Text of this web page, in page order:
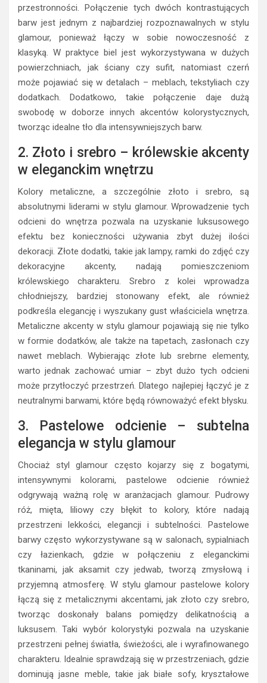
przestronności. Połączenie tych dwóch kontrastujących
barw jest jednym z najbardziej rozpoznawalnych w stylu
glamour, ponieważ łączy w sobie nowoczesność z
klasyką. W praktyce biel jest wykorzystywana w dużych
powierzchniach, jak ściany czy sufit, natomiast czerń
może pojawiać się w detalach – meblach, tekstyliach czy
dodatkach. Dodatkowo, takie połączenie daje dużą
swobodę w doborze innych akcentów kolorystycznych,
tworząc idealne tło dla intensywniejszych barw.
2. Złoto i srebro – królewskie akcenty
w eleganckim wnętrzu
Kolory metaliczne, a szczególnie złoto i srebro, są
absolutnymi liderami w stylu glamour. Wprowadzenie tych
odcieni do wnętrza pozwala na uzyskanie luksusowego
efektu bez konieczności używania zbyt dużej ilości
dekoracji. Złote dodatki, takie jak lampy, ramki do zdjęć czy
dekoracyjne akcenty, nadają pomieszczeniom
królewskiego charakteru. Srebro z kolei wprowadza
chłodniejszy, bardziej stonowany efekt, ale również
podkreśla elegancję i wyszukany gust właściciela wnętrza.
Metaliczne akcenty w stylu glamour pojawiają się nie tylko
w formie dodatków, ale także na tapetach, zasłonach czy
nawet meblach. Wybierając złote lub srebrne elementy,
warto jednak zachować umiar – zbyt dużo tych odcieni
może przytłoczyć przestrzeń. Dlatego najlepiej łączyć je z
neutralnymi barwami, które będą równoważyć efekt błysku.
3. Pastelowe odcienie – subtelna
elegancja w stylu glamour
Chociaż styl glamour często kojarzy się z bogatymi,
intensywnymi kolorami, pastelowe odcienie również
odgrywają ważną rolę w aranżacjach glamour. Pudrowy
róż, mięta, liliowy czy błękit to kolory, które nadają
przestrzeni lekkości, elegancji i subtelności. Pastelowe
barwy często wykorzystywane są w salonach, sypialniach
czy łazienkach, gdzie w połączeniu z eleganckimi
tkaninami, jak aksamit czy jedwab, tworzą zmysłową i
przyjemną atmosferę. W stylu glamour pastelowe kolory
łączą się z metalicznymi akcentami, jak złoto czy srebro,
tworząc doskonały balans pomiędzy delikatnością a
luksusem. Taki wybór kolorystyki pozwala na uzyskanie
przestrzeni pełnej światła, świeżości, ale i wyrafinowanego
charakteru. Idealnie sprawdzają się w przestrzeniach, gdzie
dominują jasne meble, takie jak białe sofy, kryształowe